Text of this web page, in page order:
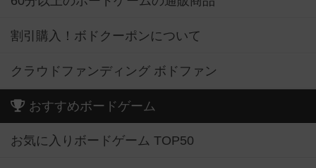
割引購入！ボドクーポンについて
クラウドファンディング ボドファン
おすすめボードゲーム
お気に入りボードゲーム TOP50